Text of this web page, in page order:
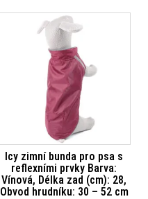
Icy zimní bunda pro psa s
reflexními prvky Barva:
Vínová, Délka zad (cm): 28,
Obvod hrudníku: 30 – 52 cm